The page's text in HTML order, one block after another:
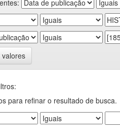
valores
para refinar o resultado de busca.